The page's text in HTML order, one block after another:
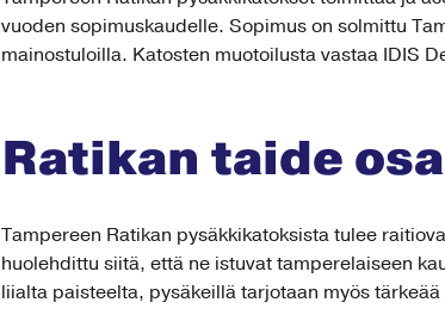
vuoden sopimuskaudelle. Sopimus on solmittu
mainostuloilla. Katosten muotoilusta vastaa IDIS
Ratikan taide
Tampereen Ratikan pysäkkikatoksista tulee
huolehdittu siitä, että ne istuvat tamperelaiseen
liialta paisteelta, pysäkeillä tarjotaan myös